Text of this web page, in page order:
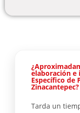
elaboración e
Específico de
Zinacantepec?
Tarda un